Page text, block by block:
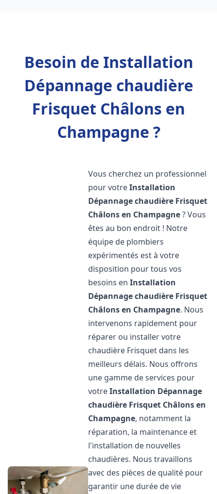
Besoin de Installation
Dépannage chaudière
Frisquet Châlons en
Champagne ?
Vous cherchez un professionnel
pour votreInstallation
Dépannage chaudière Frisquet
Châlons en Champagne? Vous
êtes au bon endroit ! Notre
équipe de plombiers
expérimentés est à votre
disposition pour tous vos
besoins enInstallation
Dépannage chaudière Frisquet
Châlons en Champagne. Nous
intervenons rapidement pour
réparer ou installer votre
chaudière Frisquet dans les
meilleurs délais. Nous offrons
une gamme de services pour
votreInstallation Dépannage
chaudière Frisquet Châlons en
Champagne, notamment la
réparation, la maintenance et
l'installation de nouvelles
chaudières. Nous travaillons
avec des pièces de qualité pour
garantir une durée de vie